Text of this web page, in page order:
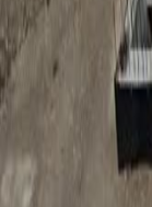
Anunțuri publice